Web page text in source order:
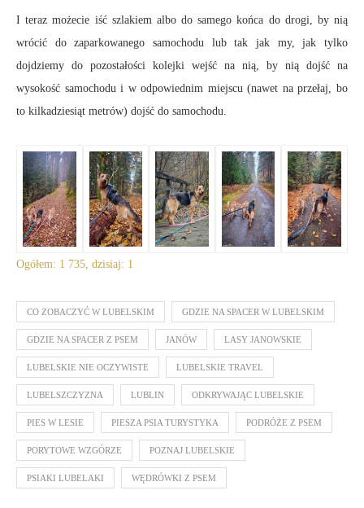
I teraz możecie iść szlakiem albo do samego końca do drogi, by nią
wrócić do zaparkowanego samochodu lub tak jak my, jak tylko
dojdziemy do pozostałości kolejki wejść na nią, by nią dojść na
wysokość samochodu i w odpowiednim miejscu (nawet na przełaj, bo
to kilkadziesiąt metrów) dojść do samochodu.
Ogółem: 1 735, dzisiaj: 1
CO ZOBACZYĆ W LUBELSKIM GDZIE NA SPACER W LUBELSKIM
GDZIE NA SPACER Z PSEM JANÓW LASY JANOWSKIE
LUBELSKIE NIE OCZYWISTE LUBELSKIE TRAVEL
LUBELSZCZYZNA LUBLIN ODKRYWAJĄC LUBELSKIE
PIES W LESIE PIESZA PSIA TURYSTYKA PODRÓŻE Z PSEM
PORYTOWE WZGÓRZE POZNAJ LUBELSKIE
PSIAKI LUBELAKI WĘDRÓWKI Z PSEM